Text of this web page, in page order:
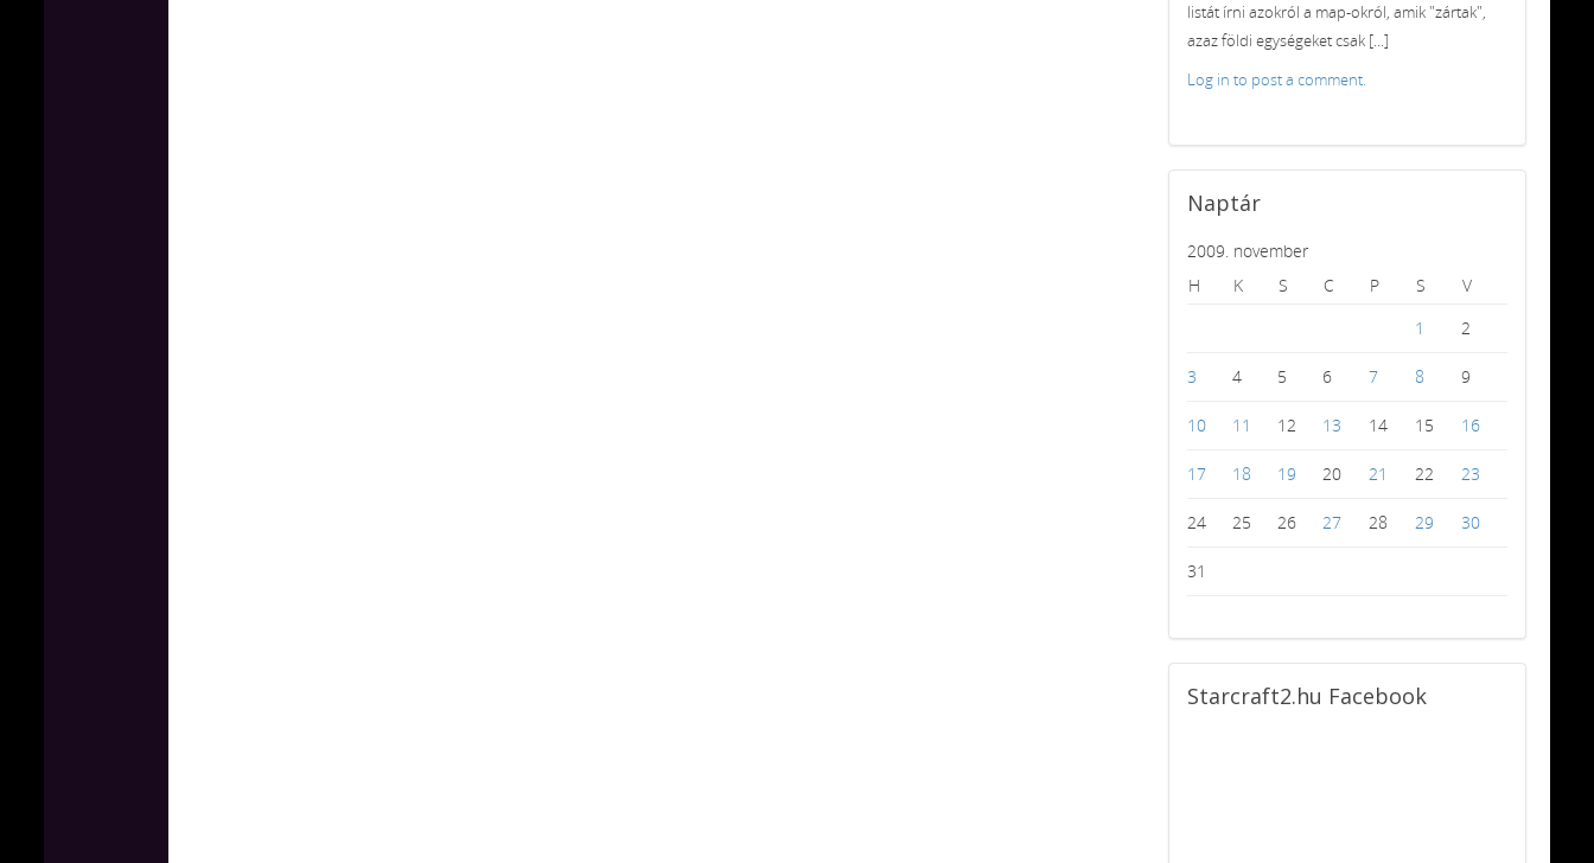
listát írni azokról a map-okról, amik "zártak",
azaz földi egységeket csak [...]
Log in to post a comment.
Naptár
2009. november
H
K S C P S
V
1
2
3 4 5 6 7 8 9
10 11 12 13 14 15 16
17 18 19 20 21 22 23
24 25 26 27 28 29 30
31
Starcraft2.hu Facebook